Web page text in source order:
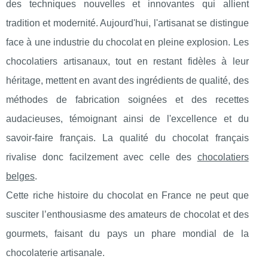
des techniques nouvelles et innovantes qui allient
tradition et modernité. Aujourd'hui, l'artisanat se distingue
face à une industrie du chocolat en pleine explosion. Les
chocolatiers artisanaux, tout en restant fidèles à leur
héritage, mettent en avant des ingrédients de qualité, des
méthodes de fabrication soignées et des recettes
audacieuses, témoignant ainsi de l'excellence et du
savoir-faire français. La qualité du chocolat français
rivalise donc facilzement avec celle des chocolatiers
belges.
Cette riche histoire du chocolat en France ne peut que
susciter l’enthousiasme des amateurs de chocolat et des
gourmets, faisant du pays un phare mondial de la
chocolaterie artisanale.